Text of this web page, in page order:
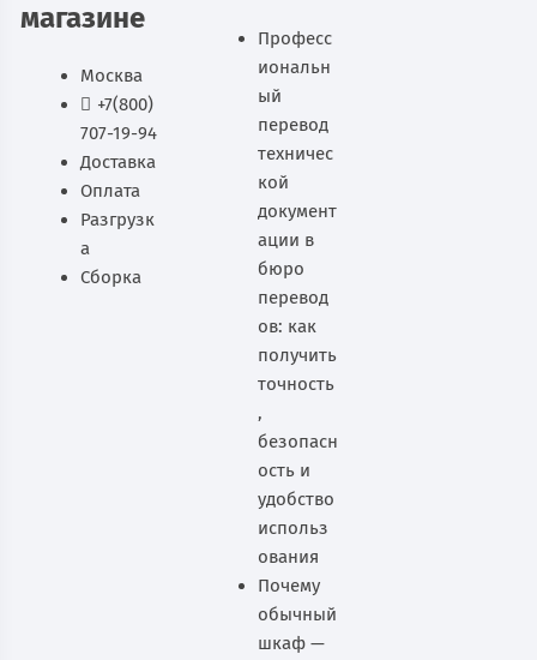
магазине
Москва
+7(800)
707-19-94
Доставка
Оплата
Разгрузк
а
Сборка
Професс
иональн
ый
перевод
техничес
кой
документ
ации в
бюро
перевод
ов: как
получить
точность
,
безопасн
ость и
удобство
использ
ования
Почему
обычный
шкаф —